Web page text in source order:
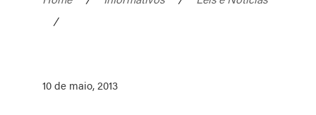
/
10 de maio, 2013